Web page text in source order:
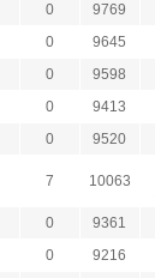
0
9769
0
9645
0
9598
0
9413
0 9520
7 10063
0
9361
0
9216